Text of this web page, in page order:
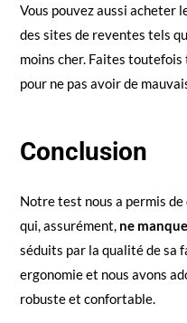
Vous pouvez aussi acheter
des sites de reventes tels
moins cher. Faites
pour ne pas avoir de
Conclusion
Notre test nous a permis
qui, assurément, ne
séduits par la qualité de sa
ergonomie et nous avons
robuste et confortable.